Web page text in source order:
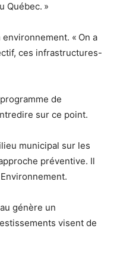
Québec. »
« On a
ces infrastructures-
de
sur ce point.
municipal sur les
préventive. Il
génère un
visent de